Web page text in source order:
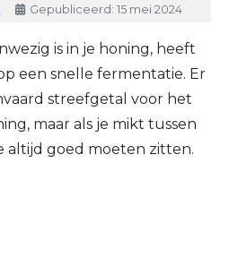
Gepubliceerd: 15 mei 2024
is in je honing, heeft
een snelle fermentatie. Er
streefgetal voor het
maar als je mikt tussen
altijd goed moeten zitten.